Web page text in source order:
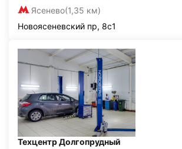
Ясенево(1,35 км)
Новоясеневский пр, 8с1
Техцентр Долгопрудный